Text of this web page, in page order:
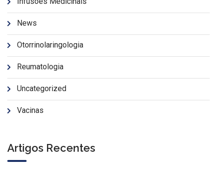
News
Otorrinolaringologia
Reumatologia
Uncategorized
Vacinas
Artigos Recentes